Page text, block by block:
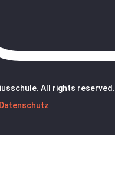
All rights reserved.